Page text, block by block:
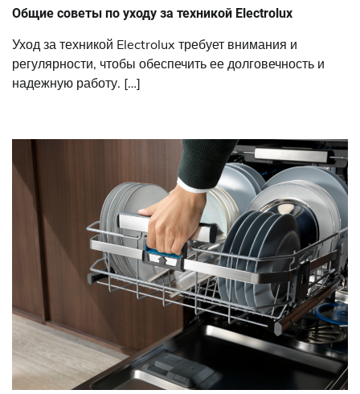
Общие советы по уходу за техникой Electrolux
Уход за техникой Electrolux требует внимания и
регулярности, чтобы обеспечить ее долговечность и
надежную работу. […]